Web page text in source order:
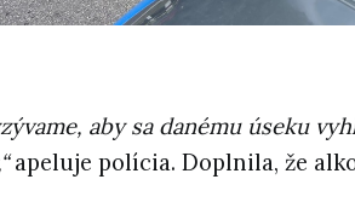
aby sa danému úseku
apeluje polícia. Doplnila, že